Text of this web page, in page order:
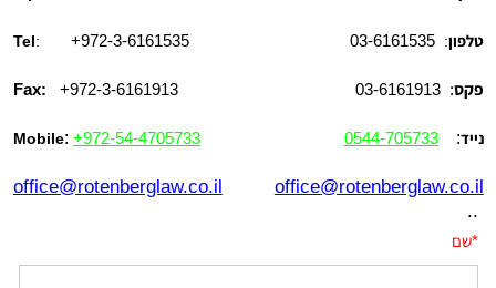
טלפון:
03-6161535
פקס: 03-6161913
נייד:
0544-705733
office@rotenberglaw.co.il
Tel: +972-3-6161535
Fax: +972-3-6161913
Mobile: +972-54-4705733
office@rotenberglaw.co.il
..
*שם